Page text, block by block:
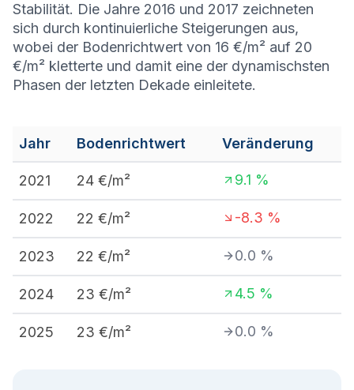
Stabilität. Die Jahre 2016 und 2017 zeichneten
sich durch kontinuierliche Steigerungen aus,
wobei der Bodenrichtwert von 16 €/m² auf 20
€/m² kletterte und damit eine der dynamischsten
Phasen der letzten Dekade einleitete.
Jahr Bodenrichtwert Veränderung
2021 24 €/m² 9.1 %
2022 22 €/m² -8.3 %
2023 22 €/m² 0.0 %
2024 23 €/m² 4.5 %
2025 23 €/m² 0.0 %